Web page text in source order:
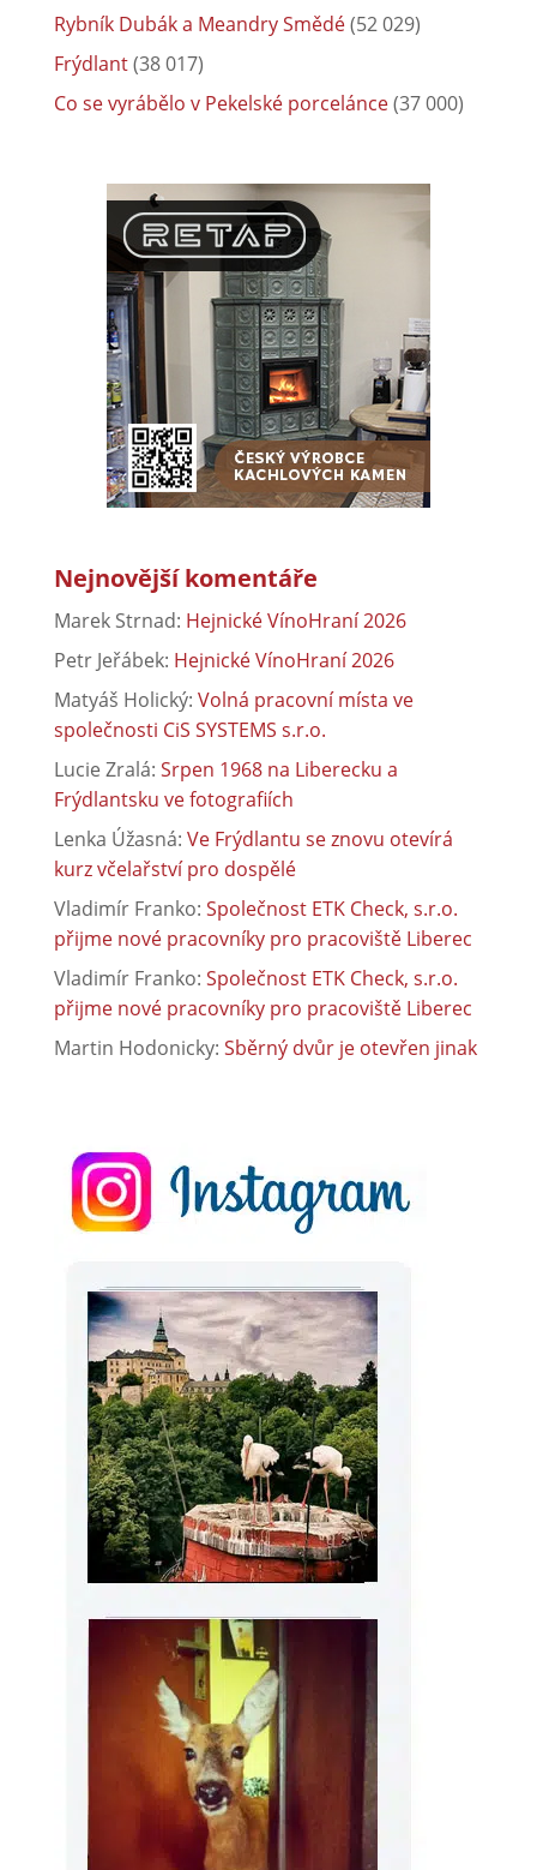
Rybník Dubák a Meandry Smědé(52 029)
Frýdlant(38 017)
Co se vyrábělo v Pekelské porcelánce(37 000)
Nejnovější komentáře
Marek Strnad: Hejnické VínoHraní 2026
Petr Jeřábek: Hejnické VínoHraní 2026
Matyáš Holický: Volná pracovní místa ve
společnosti CiS SYSTEMS s.r.o.
Lucie Zralá: Srpen 1968 na Liberecku a
Frýdlantsku ve fotografiích
Lenka Úžasná: Ve Frýdlantu se znovu otevírá
kurz včelařství pro dospělé
Vladimír Franko: Společnost ETK Check, s.r.o.
přijme nové pracovníky pro pracoviště Liberec
Vladimír Franko: Společnost ETK Check, s.r.o.
přijme nové pracovníky pro pracoviště Liberec
Martin Hodonicky: Sběrný dvůr je otevřen jinak